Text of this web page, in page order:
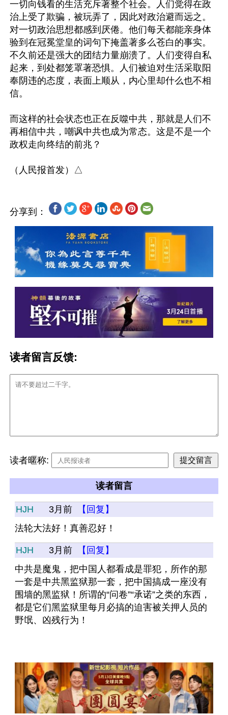
一切向钱看的生活充斥著整个社会。人们觉得在政
治上受了欺骗，被玩弄了，因此对政治避而远之。
对一切政治思想都感到厌倦。他们每天都能亲身体
验到在冠冕堂皇的词句下掩盖著多么苍白的事实。
不久前还是强大的团结力量崩溃了。人们变得自私
起来，到处都笼罩著恐惧。人们被迫对生活采取阳
奉阴违的态度，表面上顺从，内心里却什么也不相
信。
而这样的社会状态也正在反噬中共，那就是人们不
再相信中共，嘲讽中共也成为常态。这是不是一个
政权走向终结的前兆？
分享到：
读者留言反馈:
读者暱称:
读者留言
HJH 3月前
【回复】
法轮大法好！真善忍好！
HJH 3月前
【回复】
中共是魔鬼，把中国人都看成是罪犯，所作的那
一套是中共黑监狱那一套，把中国搞成一座没有
围墙的黑监狱！所谓的“问卷”“承诺”之类的东西，
都是它们黑监狱里每月必搞的迫害被关押人员的
野氓、凶残行为！